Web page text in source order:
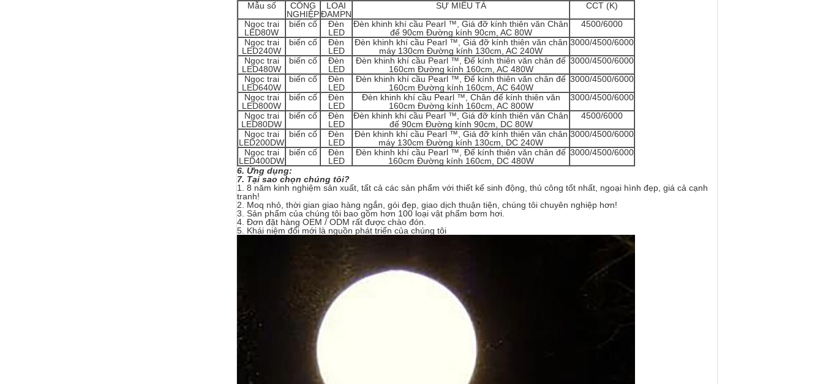
Mẫu số
CÔNG
NGHIỆP
LOẠI
ĐAMPN
SỰ MIÊU TẢ
CCT (K)
Ngọc trai
LED80W
biến cố
Đèn
LED
Đèn khinh khí cầu Pearl ™, Giá đỡ kính thiên văn Chân
đế 90cm Đường kính 90cm, AC 80W
4500/6000
Ngọc trai
LED240W
biến cố
Đèn
LED
Đèn khinh khí cầu Pearl ™, Giá đỡ kính thiên văn chân
máy 130cm Đường kính 130cm, AC 240W
3000/4500/6000
Ngọc trai
LED480W
biến cố
Đèn
LED
Đèn khinh khí cầu Pearl ™, Đế kính thiên văn chân đế
160cm Đường kính 160cm, AC 480W
3000/4500/6000
Ngọc trai
LED640W
biến cố
Đèn
LED
Đèn khinh khí cầu Pearl ™, Đế kính thiên văn chân đế
160cm Đường kính 160cm, AC 640W
3000/4500/6000
Ngọc trai
LED800W
biến cố
Đèn
LED
Đèn khinh khí cầu Pearl ™, Chân đế kính thiên văn
160cm Đường kính 160cm, AC 800W
3000/4500/6000
Ngọc trai
LED80DW
biến cố
Đèn
LED
Đèn khinh khí cầu Pearl ™, Giá đỡ kính thiên văn Chân
đế 90cm Đường kính 90cm, DC 80W
4500/6000
Ngọc trai
LED200DW
biến cố
Đèn
LED
Đèn khinh khí cầu Pearl ™, Giá đỡ kính thiên văn chân
máy 130cm Đường kính 130cm, DC 240W
3000/4500/6000
Ngọc trai
LED400DW
biến cố
Đèn
LED
Đèn khinh khí cầu Pearl ™, Đế kính thiên văn chân đế
160cm Đường kính 160cm, DC 480W
3000/4500/6000
6. Ứng dụng:
7. Tại sao chọn chúng tôi?
1. 8 năm kinh nghiệm sản xuất, tất cả các sản phẩm với thiết kế sinh động, thủ công tốt nhất, ngoại hình đẹp, giá cả cạnh
tranh!
2. Moq nhỏ, thời gian giao hàng ngắn, gói đẹp, giao dịch thuận tiện, chúng tôi chuyên nghiệp hơn!
3. Sản phẩm của chúng tôi bao gồm hơn 100 loại vật phẩm bơm hơi.
4. Đơn đặt hàng OEM / ODM rất được chào đón.
5. Khái niệm đổi mới là nguồn phát triển của chúng tôi